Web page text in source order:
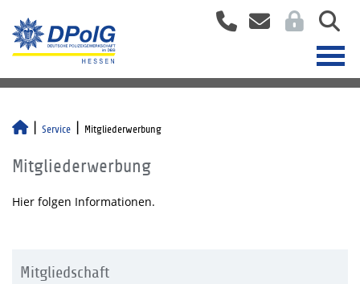
Service Mitgliederwerbung
Mitgliederwerbung
Hier folgen Informationen.
Mitgliedschaft